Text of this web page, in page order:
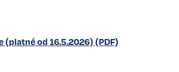
od 16.5.2026) (PDF)